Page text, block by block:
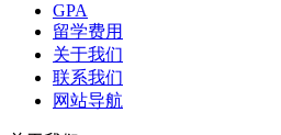
GPA
留学费用
关于我们
联系我们
网站导航